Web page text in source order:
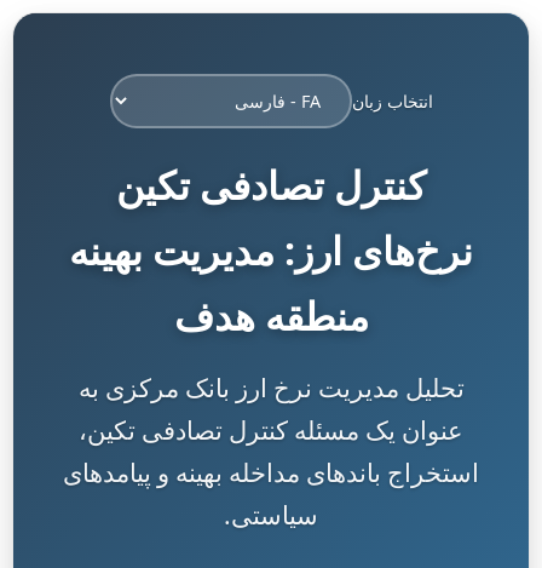
انتخاب زبان
کنترل تصادفی تکین
نرخ‌های ارز: مدیریت بهینه
منطقه هدف
تحلیل مدیریت نرخ ارز بانک مرکزی به
عنوان یک مسئله کنترل تصادفی تکین،
استخراج باندهای مداخله بهینه و پیامدهای
سیاستی.